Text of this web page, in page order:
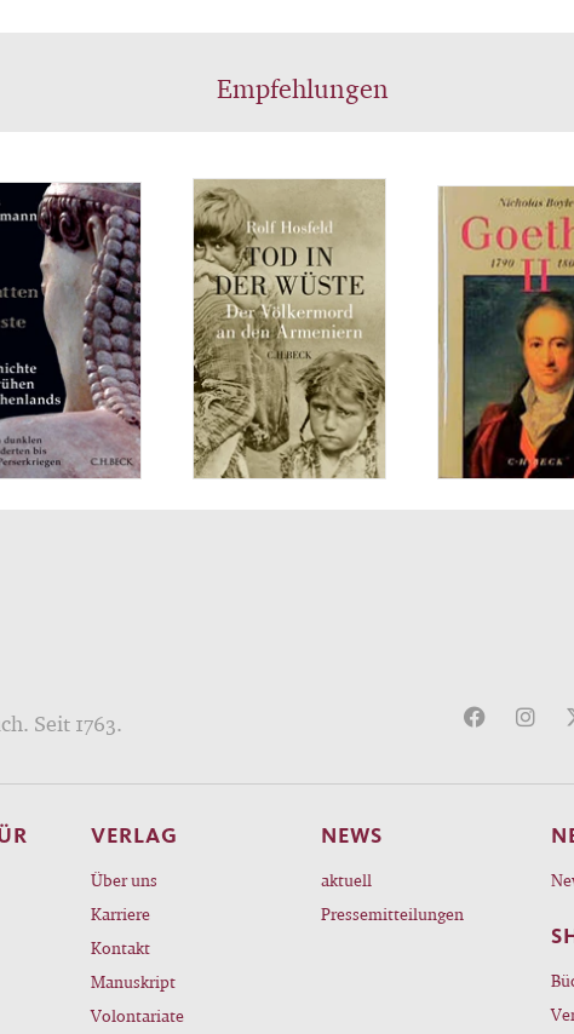
einem zynischen Umgang mit
Empfehlungen
Seit 1763.
VERLAG
Über uns
Karriere
Kontakt
Manuskript
Volontariate
NEWS
aktuell
Pressemitteilungen